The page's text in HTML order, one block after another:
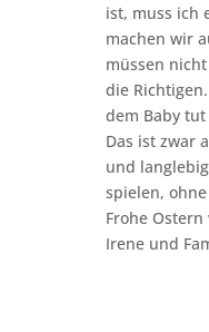
ist, muss ich
machen wir
müssen
die
dem Baby
Das ist zwar
und
spielen,
Frohe
Irene und